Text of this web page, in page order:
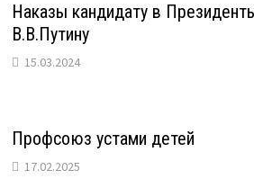
Наказы кандидату в
В.В.Путину
15.03.2024
Профсоюз устами детей
17.02.2025